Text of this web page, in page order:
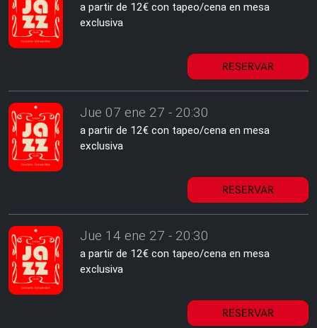
a partir de 12€ con tapeo/cena en mesa
exclusiva
RESERVAR
Jue 07 ene 27 - 20:30
a partir de 12€ con tapeo/cena en mesa
exclusiva
RESERVAR
Jue 14 ene 27 - 20:30
a partir de 12€ con tapeo/cena en mesa
exclusiva
RESERVAR